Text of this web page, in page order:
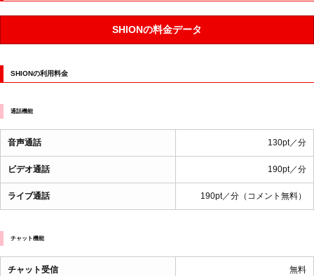
SHIONの料金データ
SHIONの利用料金
通話機能
音声通話 130pt／分
ビデオ通話 190pt／分
ライブ通話 190pt／分（コメント無料）
チャット機能
チャット受信 無料